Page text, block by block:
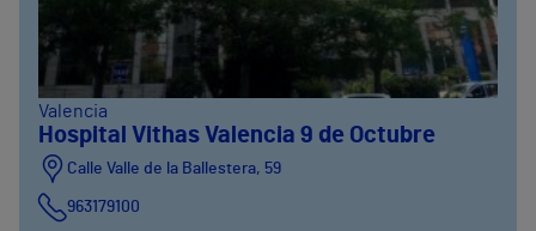
Valencia
Hospital Vithas Valencia 9 de Octubre
Calle Valle de la Ballestera, 59
963179100